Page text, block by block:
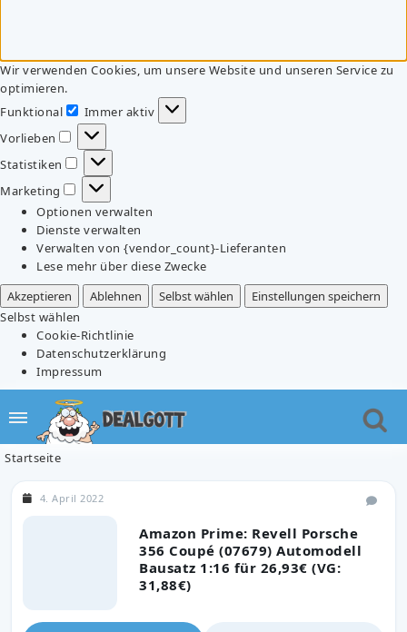
Wir verwenden Cookies, um unsere Website und unseren Service zu
optimieren.
Funktional
Funktional
Immer aktiv
Vorlieben
Vorlieben
Statistiken
Statistiken
Marketing
Marketing
Optionen verwalten
Dienste verwalten
Verwalten von {vendor_count}-Lieferanten
Lese mehr über diese Zwecke
Akzeptieren
Ablehnen Selbst wählen
Einstellungen speichern
Selbst wählen
Cookie-Richtlinie
Datenschutzerklärung
Impressum
Startseite
Amazon Prime: Revell Porsche
356 Coupé (07679) Automodell
Bausatz 1:16 für 26,93€ (VG:
31,88€)
4. April 2022